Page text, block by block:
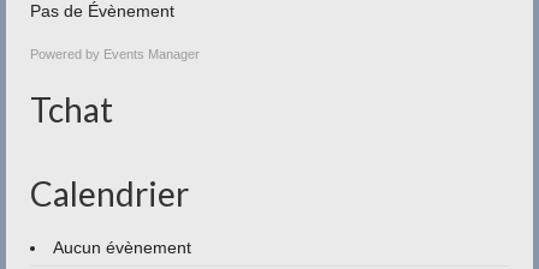
Liens
Pas de Évènement
Powered by Events Manager
Tchat
Calendrier
Aucun évènement